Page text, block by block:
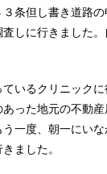
条但し書き道路
しに行きました
いるクリニック
った地元の不動
一度、朝一にい
ました。